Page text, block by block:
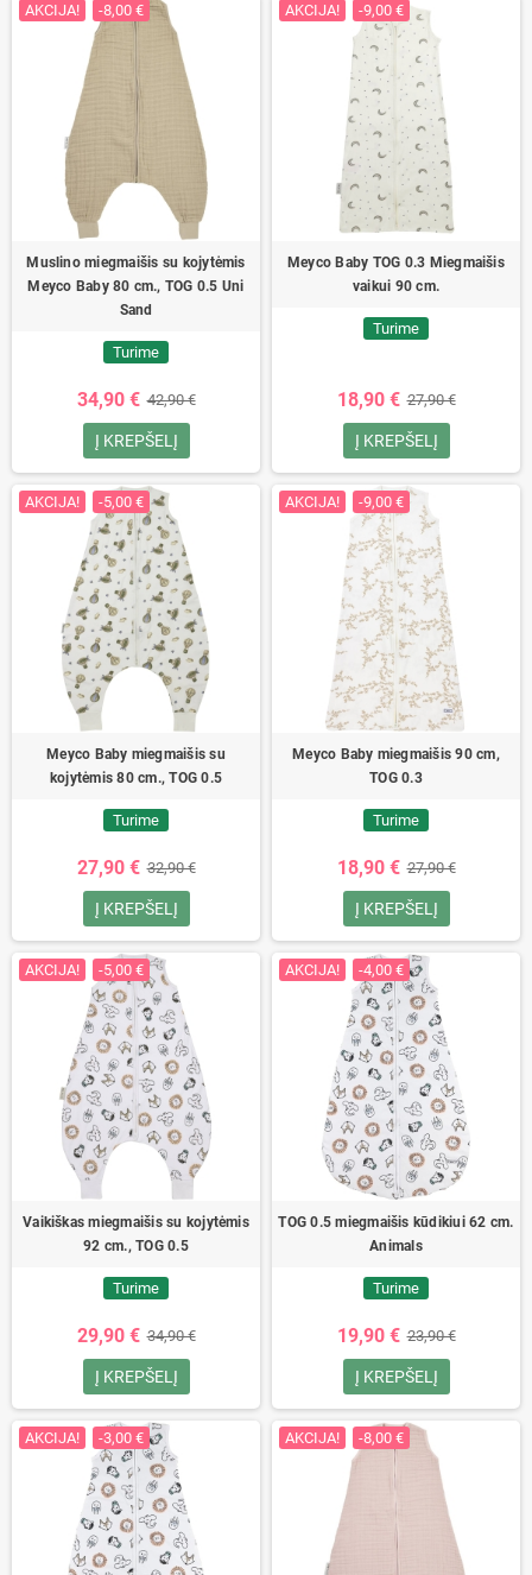
AKCIJA! -8,00 €
Muslino miegmaišis su kojytėmis
Meyco Baby 80 cm., TOG 0.5 Uni
Sand
Turime
34,90 € 42,90 €
Į KREPŠELĮ
AKCIJA! -9,00 €
Meyco Baby TOG 0.3 Miegmaišis
vaikui 90 cm.
Turime
18,90 € 27,90 €
Į KREPŠELĮ
AKCIJA! -5,00 €
Meyco Baby miegmaišis su
kojytėmis 80 cm., TOG 0.5
Turime
27,90 € 32,90 €
Į KREPŠELĮ
AKCIJA! -9,00 €
Meyco Baby miegmaišis 90 cm,
TOG 0.3
Turime
18,90 € 27,90 €
Į KREPŠELĮ
AKCIJA! -5,00 €
Vaikiškas miegmaišis su kojytėmis
92 cm., TOG 0.5
Turime
29,90 € 34,90 €
Į KREPŠELĮ
AKCIJA! -4,00 €
TOG 0.5 miegmaišis kūdikiui 62 cm.
Animals
Turime
19,90 € 23,90 €
Į KREPŠELĮ
AKCIJA! -3,00 € AKCIJA! -8,00 €